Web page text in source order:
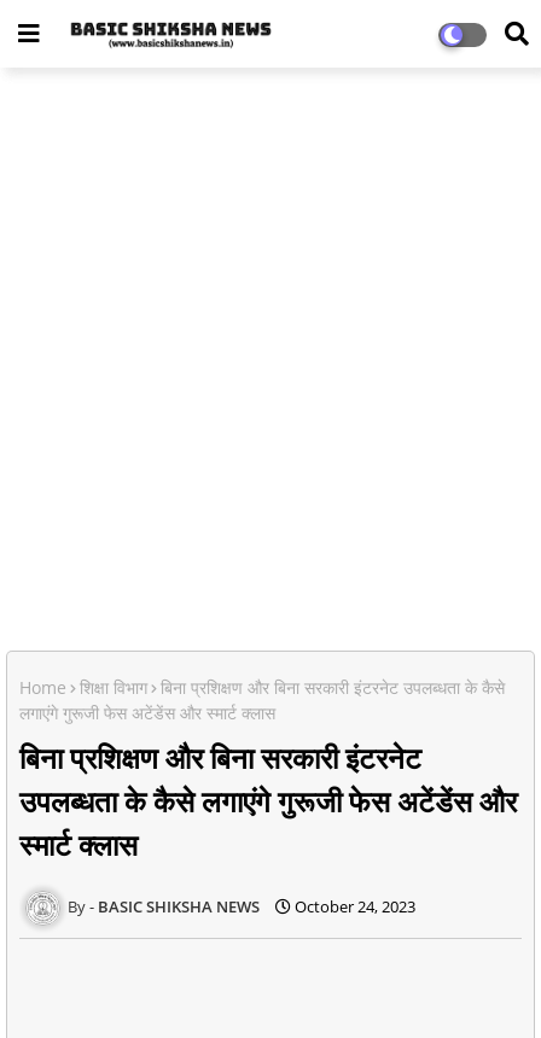
Home शिक्षा विभाग बिना प्रशिक्षण और बिना सरकारी इंटरनेट उपलब्धता के कैसे
लगाएंगे गुरूजी फेस अटेंडेंस और स्मार्ट क्लास
बिना प्रशिक्षण और बिना सरकारी इंटरनेट
उपलब्धता के कैसे लगाएंगे गुरूजी फेस अटेंडेंस और
स्मार्ट क्लास
BASIC SHIKSHA NEWS October 24, 2023